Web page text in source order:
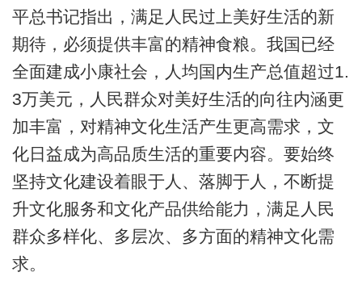
平总书记指出，满足人民过上美好生活的新
期待，必须提供丰富的精神食粮。我国已经
全面建成小康社会，人均国内生产总值超过1.
3万美元，人民群众对美好生活的向往内涵更
加丰富，对精神文化生活产生更高需求，文
化日益成为高品质生活的重要内容。要始终
坚持文化建设着眼于人、落脚于人，不断提
升文化服务和文化产品供给能力，满足人民
群众多样化、多层次、多方面的精神文化需
求。